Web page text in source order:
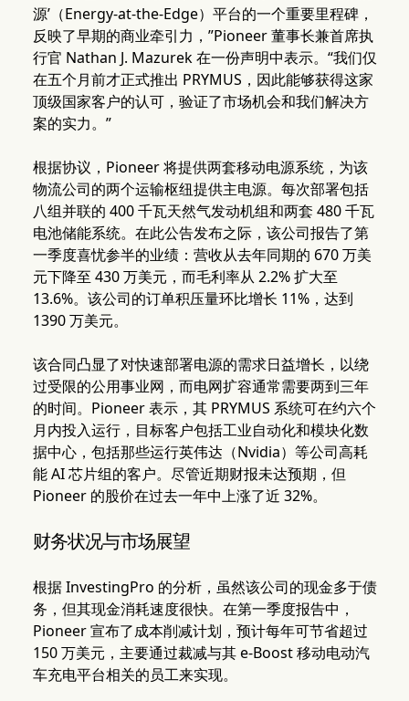
源’（Energy-at-the-Edge）平台的一个重要里程碑，
反映了早期的商业牵引力，”Pioneer 董事长兼首席执
行官 Nathan J. Mazurek 在一份声明中表示。“我们仅
在五个月前才正式推出 PRYMUS，因此能够获得这家
顶级国家客户的认可，验证了市场机会和我们解决方
案的实力。”
根据协议，Pioneer 将提供两套移动电源系统，为该
物流公司的两个运输枢纽提供主电源。每次部署包括
八组并联的 400 千瓦天然气发动机组和两套 480 千瓦
电池储能系统。在此公告发布之际，该公司报告了第
一季度喜忧参半的业绩：营收从去年同期的 670 万美
元下降至 430 万美元，而毛利率从 2.2% 扩大至
13.6%。该公司的订单积压量环比增长 11%，达到
1390 万美元。
该合同凸显了对快速部署电源的需求日益增长，以绕
过受限的公用事业网，而电网扩容通常需要两到三年
的时间。Pioneer 表示，其 PRYMUS 系统可在约六个
月内投入运行，目标客户包括工业自动化和模块化数
据中心，包括那些运行英伟达（Nvidia）等公司高耗
能 AI 芯片组的客户。尽管近期财报未达预期，但
Pioneer 的股价在过去一年中上涨了近 32%。
财务状况与市场展望
根据 InvestingPro 的分析，虽然该公司的现金多于债
务，但其现金消耗速度很快。在第一季度报告中，
Pioneer 宣布了成本削减计划，预计每年可节省超过
150 万美元，主要通过裁减与其 e-Boost 移动电动汽
车充电平台相关的员工来实现。